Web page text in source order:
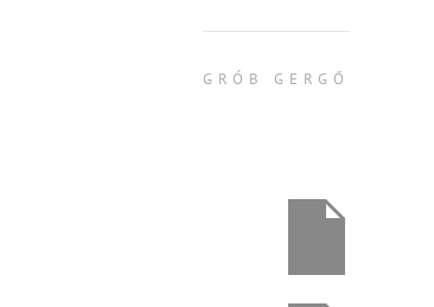
GRÓB GERGŐ